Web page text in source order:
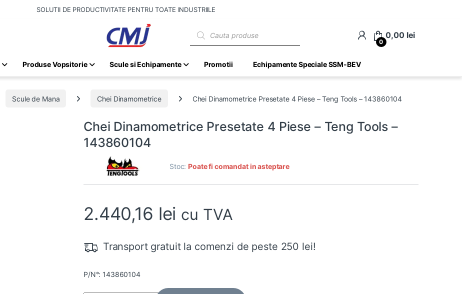
SOLUTII DE PRODUCTIVITATE PENTRU TOATE INDUSTRIILE
0
0,00 lei
Produse Vopsitorie Scule si Echipamente Promotii Echipamente Speciale SSM-BEV
Scule de Mana Chei Dinamometrice Chei Dinamometrice Presetate 4 Piese – Teng Tools – 143860104
Chei Dinamometrice Presetate 4 Piese – Teng Tools –
143860104
Stoc: Poate fi comandat in asteptare
2.440,16 lei cu TVA
Transport gratuit la comenzi de peste 250 lei!
P/N°: 143860104